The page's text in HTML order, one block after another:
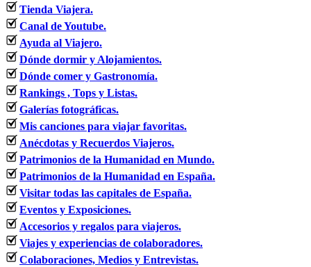
Tienda Viajera.
Canal de Youtube.
Ayuda al Viajero.
Dónde dormir y Alojamientos.
Dónde comer y Gastronomía.
Rankings , Tops y Listas.
Galerías fotográficas.
Mis canciones para viajar favoritas.
Anécdotas y Recuerdos Viajeros.
Patrimonios de la Humanidad en Mundo.
Patrimonios de la Humanidad en España.
Visitar todas las capitales de España.
Eventos y Exposiciones.
Accesorios y regalos para viajeros.
Viajes y experiencias de colaboradores.
Colaboraciones, Medios y Entrevistas.